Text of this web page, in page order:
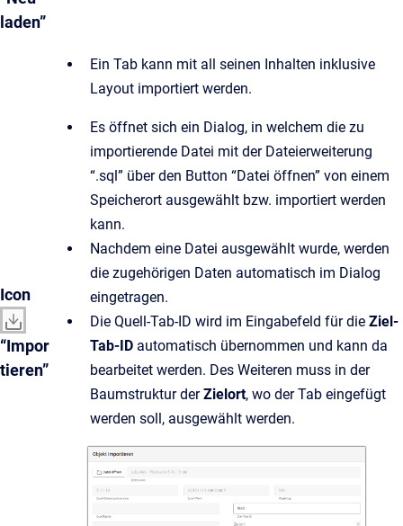
laden”
Icon
“Impor
tieren”
Ein Tab kann mit all seinen Inhalten inklusive
Layout importiert werden.
Es öffnet sich ein Dialog, in welchem die zu
importierende Datei mit der Dateierweiterung
“.sql” über den Button “Datei öffnen” von einem
Speicherort ausgewählt bzw. importiert werden
kann.
Nachdem eine Datei ausgewählt wurde, werden
die zugehörigen Daten automatisch im Dialog
eingetragen.
Die Quell-Tab-ID wird im Eingabefeld für die Ziel-
Tab-ID automatisch übernommen und kann da
bearbeitet werden. Des Weiteren muss in der
Baumstruktur derZielort, wo der Tab eingefügt
werden soll, ausgewählt werden.